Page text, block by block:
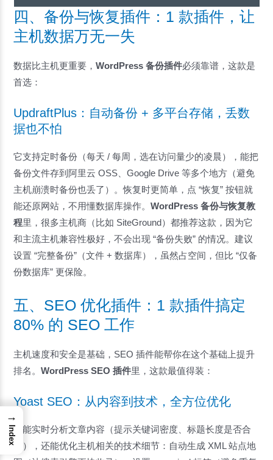
四、备份与恢复插件：1 款插件，让
主机数据万无一失
数据比主机更重要，WordPress 备份插件必须靠谱，这款是
首选：
UpdraftPlus：自动备份 + 多平台存储，丢数
据也不怕
它支持定时备份（每天 / 每周，选在访问量少的凌晨），能把
备份文件存到阿里云 OSS、Google Drive 等多个地方（避免
主机崩溃时备份也丢了）。恢复时更简单，点 “恢复” 按钮就
能还原网站，不用懂数据库操作。WordPress 备份与恢复教
程里，很多主机商（比如 SiteGround）都推荐这款，因为它
和主流主机兼容性极好，不会出现 “备份失败” 的情况。建议
设置 “完整备份”（文件 + 数据库），虽然占空间，但比 “仅备
份数据库” 更保险。
五、SEO 优化插件：1 款插件搞定
80% 的 SEO 工作
主机速度和安全是基础，SEO 插件能帮你在这个基础上提升
排名。WordPress SEO 插件里，这款最值得装：
Yoast SEO：从内容到技术，全方位优化
它能实时分析文章内容（提示关键词密度、标题长度是否合
适），还能优化主机相关的技术细节：自动生成 XML 站点地
→
Index